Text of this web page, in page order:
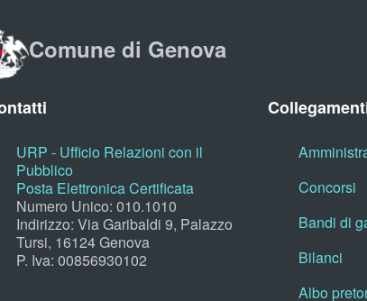
Comune di Genova
URP - Ufficio Relazioni con il
Pubblico
Posta Elettronica Certificata
Numero Unico: 010.1010
Indirizzo: Via Garibaldi 9, Palazzo
Tursi, 16124 Genova
P. Iva: 00856930102
Concorsi
Bandi di
Bilanci
Albo